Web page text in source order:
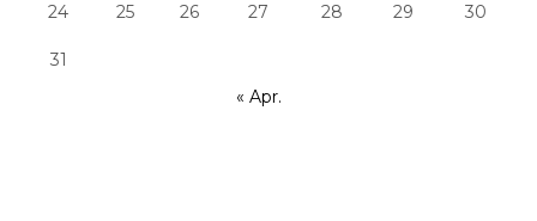
24 25 26 27 28 29 30
31
« Apr.